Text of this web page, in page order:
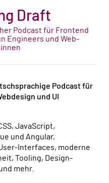
Draft
Podcast für Frontend
Engineers und Web-
Podcast für
und UI
JavaScript,
und Angular,
Interfaces, moderne
Tooling, Design-
mehr.